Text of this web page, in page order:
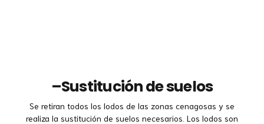
–Sustitución de suelos
Se retiran todos los lodos de las zonas cenagosas y se
realiza la sustitución de suelos necesarios. Los lodos son